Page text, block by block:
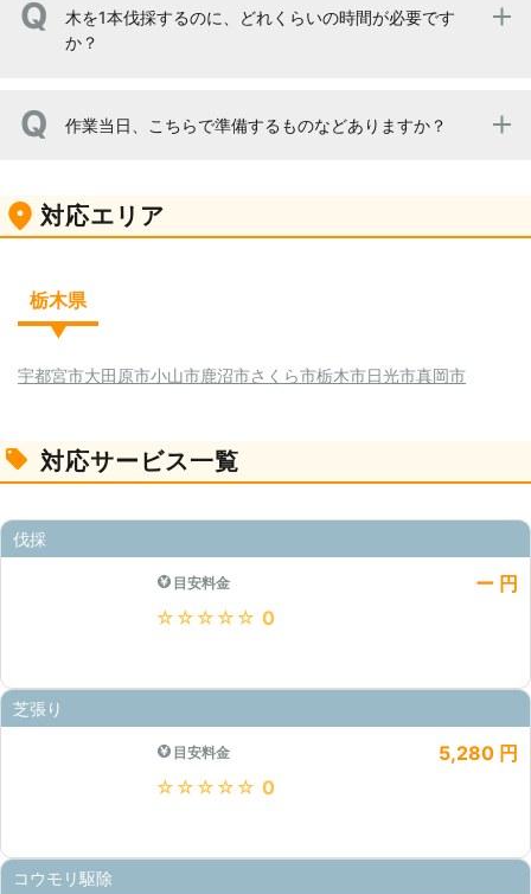
します。剪定で対処した場合には、また枝が伸びてきたら
切る必要がありますので、面倒と思われるかもしれませ
木を1本伐採するのに、どれくらいの時間が必要です
か？
また、狭い場所では通常よりも、作業時間をいただくこと
きる限り、余裕のある日程にてスケジュールを組ませてい
ただければと思います。
作業当日、こちらで準備するものなどありますか？
ます。お客様のほうでは準備していただくものなどありま
せんので、当日はスタッフが到着するのをお待ちくださ
のでご安心ください。
対応エリア
栃木県
宇都宮市大田原市小山市鹿沼市さくら市栃木市日光市真岡市
対応サービス一覧
伐採
目安料金
ー 円
★★★★★ 0
芝張り
目安料金
5,280 円
★★★★★ 0
コウモリ駆除